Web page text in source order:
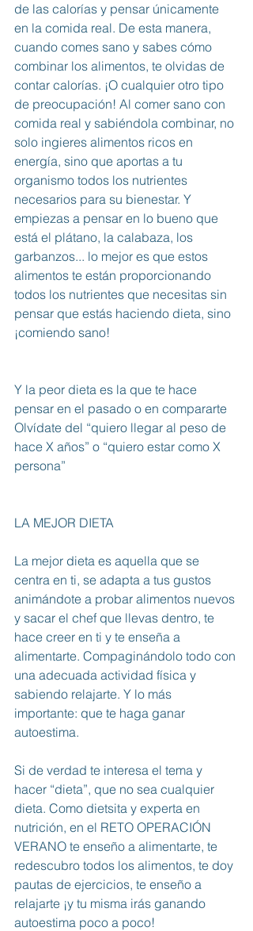
de las calorías y pensar únicamente
en la comida real. De esta manera,
cuando comes sano y sabes cómo
combinar los alimentos, te olvidas de
contar calorías. ¡O cualquier otro tipo
de preocupación! Al comer sano con
comida real y sabiéndola combinar, no
solo ingieres alimentos ricos en
energía, sino que aportas a tu
organismo todos los nutrientes
necesarios para su bienestar. Y
empiezas a pensar en lo bueno que
está el plátano, la calabaza, los
garbanzos... lo mejor es que estos
alimentos te están proporcionando
todos los nutrientes que necesitas sin
pensar que estás haciendo dieta, sino
¡comiendo sano!
Y la peor dieta es la que te hace
pensar en el pasado o en compararte
Olvídate del “quiero llegar al peso de
hace X años” o “quiero estar como X
persona”
LA MEJOR DIETA
La mejor dieta es aquella que se
centra en ti, se adapta a tus gustos
animándote a probar alimentos nuevos
y sacar el chef que llevas dentro, te
hace creer en ti y te enseña a
alimentarte. Compaginándolo todo con
una adecuada actividad física y
sabiendo relajarte. Y lo más
importante: que te haga ganar
autoestima.
Si de verdad te interesa el tema y
hacer “dieta”, que no sea cualquier
dieta. Como dietsita y experta en
nutrición, en el RETO OPERACIÓN
VERANO te enseño a alimentarte, te
redescubro todos los alimentos, te doy
pautas de ejercicios, te enseño a
relajarte ¡y tu misma irás ganando
autoestima poco a poco!